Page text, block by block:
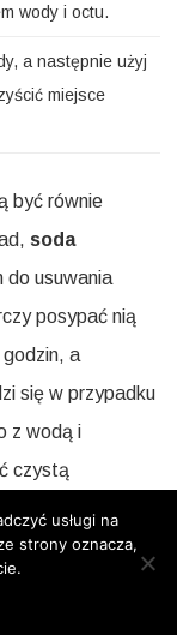
wody i octu.
a następnie użyj
miejsce
być równie
soda
do usuwania
posypać nią
a
się w przypadku
z wodą i
czystą
plamy mogą
Twoja kanapa
usługi na
strony oznacza,